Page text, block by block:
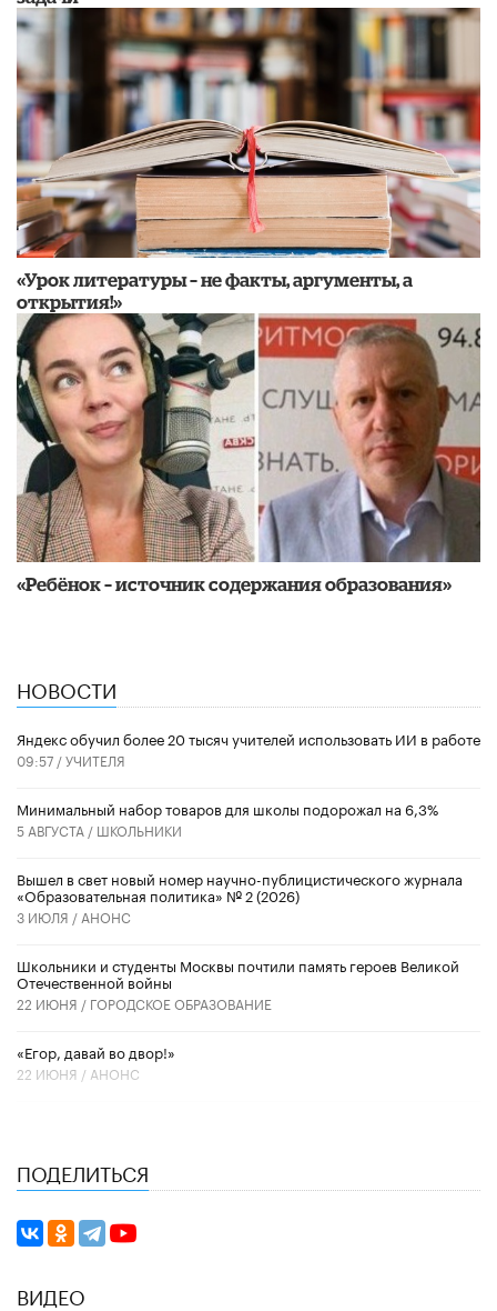
«Урок литературы – не факты, аргументы, а
открытия!»
«Ребёнок – источник содержания образования»
НОВОСТИ
​Яндекс обучил более 20 тысяч учителей использовать ИИ в работе
09:57 /УЧИТЕЛЯ
Минимальный набор товаров для школы подорожал на 6,3%
5 АВГУСТА / ШКОЛЬНИКИ
Вышел в свет новый номер научно-публицистического журнала
«Образовательная политика» № 2 (2026)
3 ИЮЛЯ / АНОНС
Школьники и студенты Москвы почтили память героев Великой
Отечественной войны
22 ИЮНЯ / ГОРОДСКОЕ ОБРАЗОВАНИЕ
«Егор, давай во двор!»
22 ИЮНЯ / АНОНС
ПОДЕЛИТЬСЯ
ВИДЕО